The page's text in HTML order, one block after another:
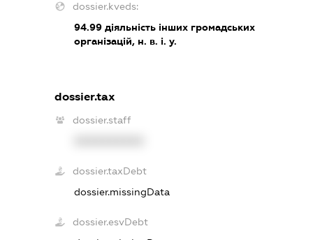
dossier.kveds:
94.99 діяльність інших громадських
організацій, н. в. і. у.
dossier.tax
dossier.staff
dossier.taxDebt
dossier.missingData
dossier.esvDebt